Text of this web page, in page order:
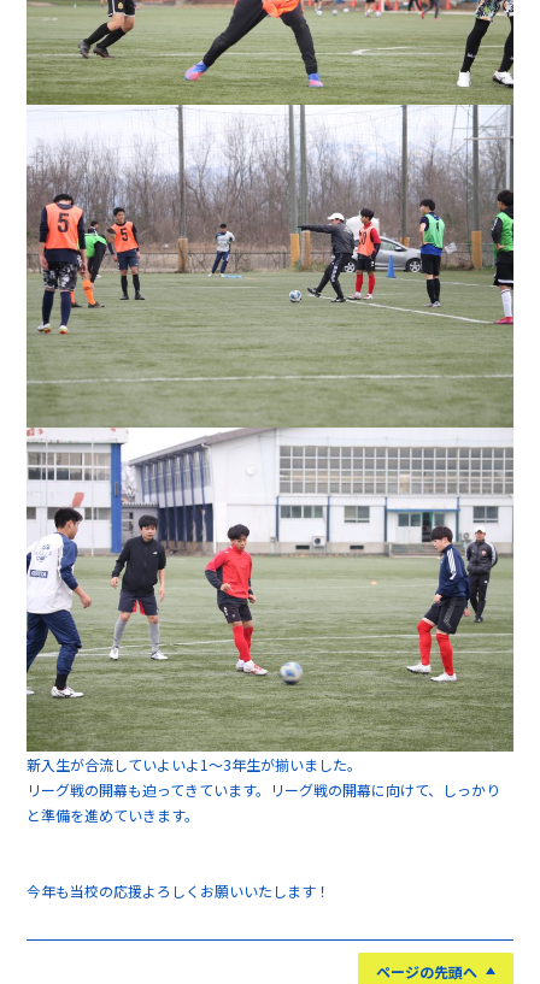
新入生が合流していよいよ1～3年生が揃いました。
リーグ戦の開幕も迫ってきています。リーグ戦の開幕に向けて、しっかり
と準備を進めていきます。
今年も当校の応援よろしくお願いいたします！
ページの先頭へ